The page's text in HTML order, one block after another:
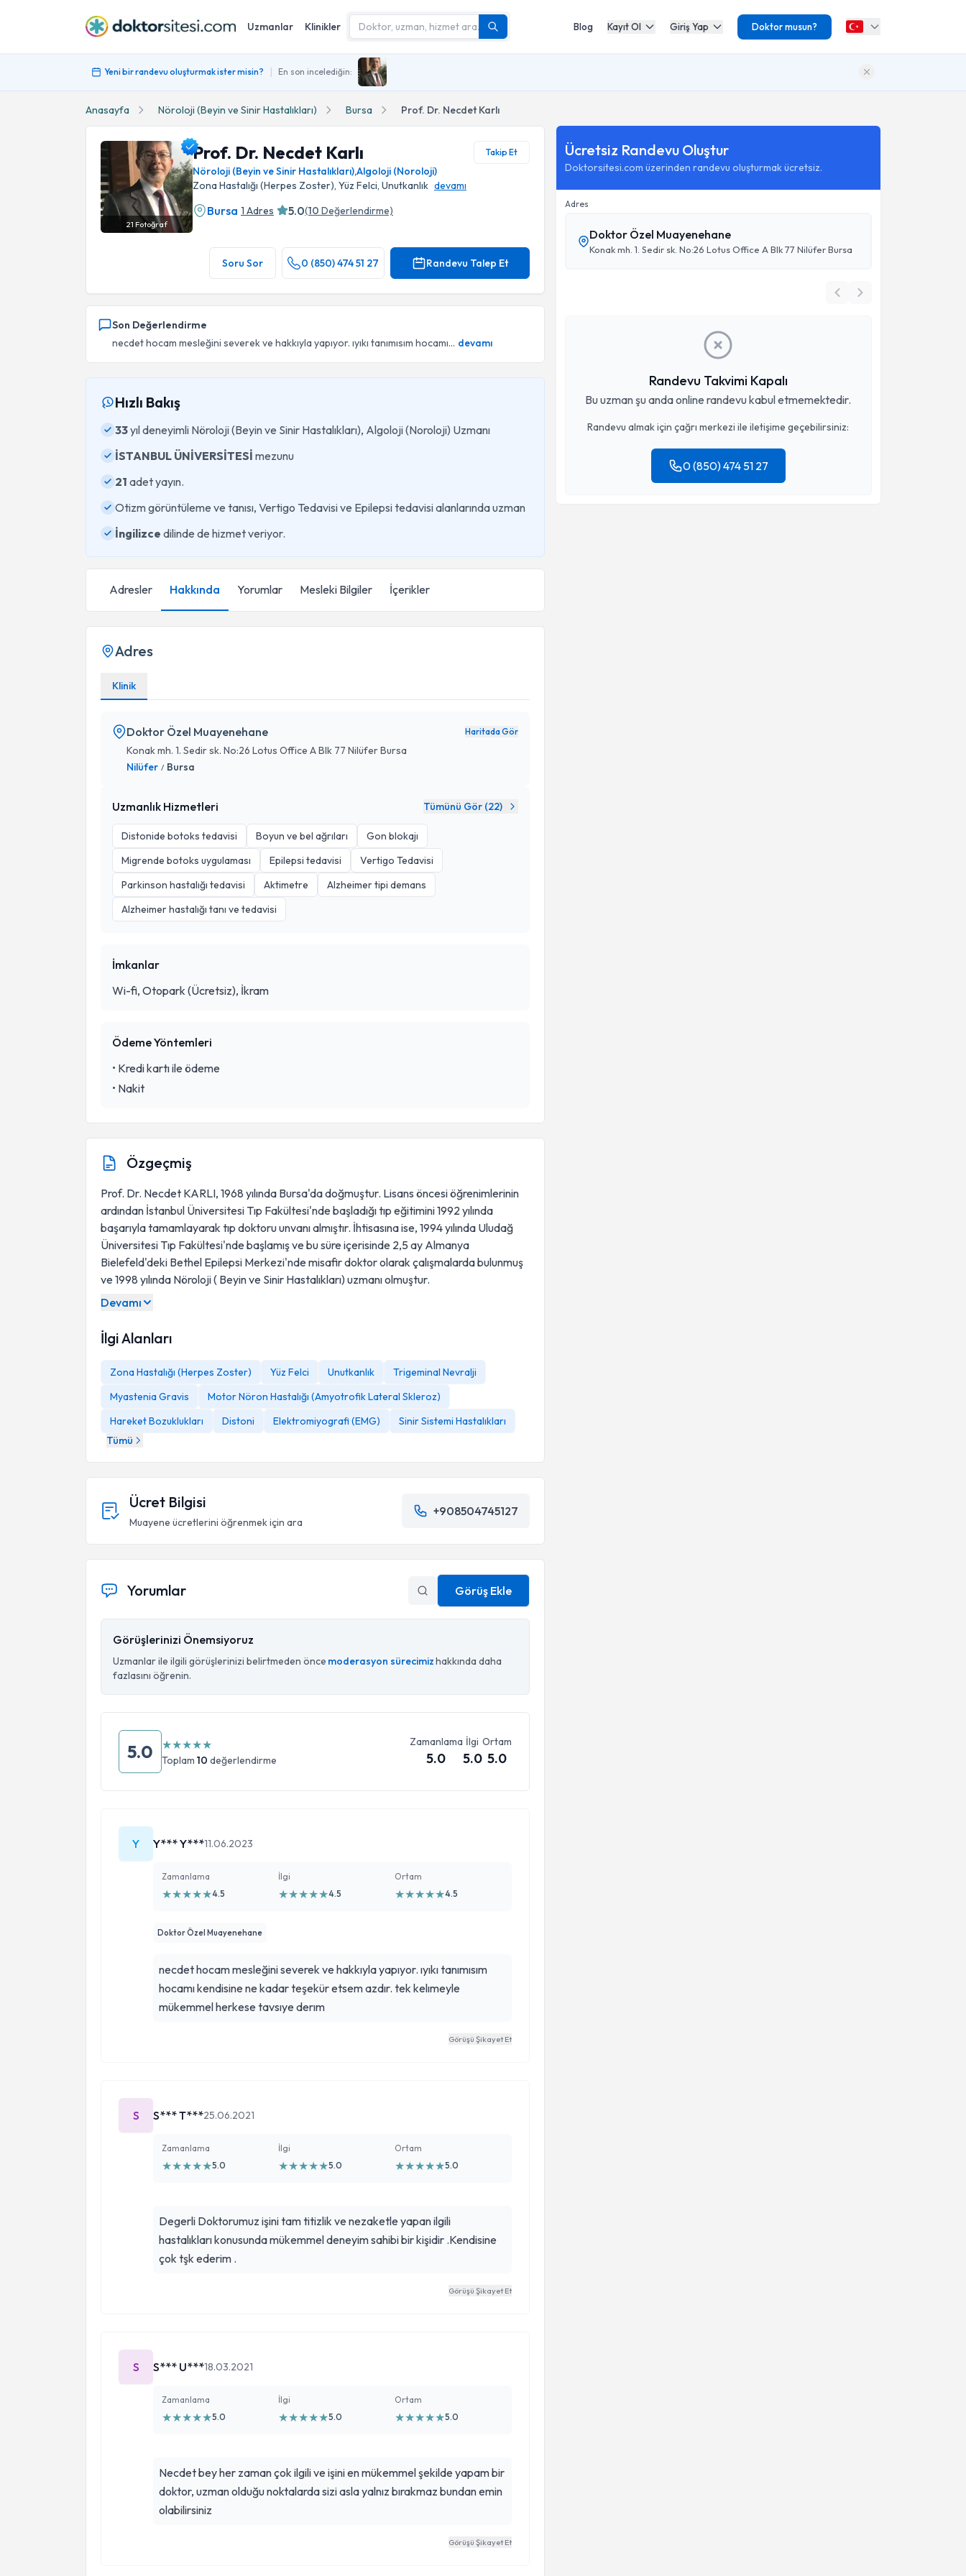
Uzmanlar Klinikler Blog Kayıt Ol Giriş Yap Doktor musun?
Yeni bir randevu oluşturmak ister misin? | En son incelediğin:
Anasayfa Nöroloji (Beyin ve Sinir Hastalıkları) Bursa Prof. Dr. Necdet Karlı
21 Fotoğraf
Prof. Dr. Necdet Karlı Takip Et
Nöroloji (Beyin ve Sinir Hastalıkları),Algoloji (Noroloji)
Zona Hastalığı (Herpes Zoster), Yüz Felci, Unutkanlık devamı
Bursa 1 Adres 5.0(10 Değerlendirme)
Soru Sor 0 (850) 474 51 27 Randevu Talep Et
Son Değerlendirme
necdet hocam mesleğini severek ve hakkıyla yapıyor. ıyıkı tanımısım hocamı... devamı
Hızlı Bakış
33yıl deneyimli Nöroloji (Beyin ve Sinir Hastalıkları), Algoloji (Noroloji) Uzmanı
İSTANBUL ÜNİVERSİTESİ mezunu
21 adet yayın.
Otizm görüntüleme ve tanısı, Vertigo Tedavisi ve Epilepsi tedavisi alanlarında uzman
İngilizce dilinde de hizmet veriyor.
Adresler Hakkında Yorumlar Mesleki Bilgiler İçerikler
Adres
Klinik
Doktor Özel Muayenehane Haritada Gör
Konak mh. 1. Sedir sk. No:26 Lotus Office A Blk 77 Nilüfer Bursa
Nilüfer / Bursa
Uzmanlık Hizmetleri Tümünü Gör (22)
Distonide botoks tedavisi Boyun ve bel ağrıları
Gon blokajı
Migrende botoks uygulaması
Epilepsi tedavisi
Vertigo Tedavisi
Parkinson hastalığı tedavisi
Aktimetre
Alzheimer tipi demans
Alzheimer hastalığı tanı ve tedavisi
İmkanlar
Wi-fi, Otopark (Ücretsiz), İkram
Ödeme Yöntemleri
• Kredi kartı ile ödeme
• Nakit
Özgeçmiş
Prof. Dr. Necdet KARLI, 1968 yılında Bursa'da doğmuştur. Lisans öncesi öğrenimlerinin
ardından İstanbul Üniversitesi Tıp Fakültesi'nde başladığı tıp eğitimini 1992 yılında
başarıyla tamamlayarak tıp doktoru unvanı almıştır. İhtisasına ise, 1994 yılında Uludağ
Üniversitesi Tıp Fakültesi'nde başlamış ve bu süre içerisinde 2,5 ay Almanya
Bielefeld'deki Bethel Epilepsi Merkezi'nde misafir doktor olarak çalışmalarda bulunmuş
ve 1998 yılında Nöroloji ( Beyin ve Sinir Hastalıkları) uzmanı olmuştur.
Devamı
İlgi Alanları
Zona Hastalığı (Herpes Zoster) Yüz Felci Unutkanlık
Trigeminal Nevralji
Myastenia Gravis
Motor Nöron Hastalığı (Amyotrofik Lateral Skleroz)
Hareket Bozuklukları
Distoni Elektromiyografi (EMG)
Sinir Sistemi Hastalıkları
Tümü
Ücret Bilgisi
Muayene ücretlerini öğrenmek için ara
+908504745127
Yorumlar Görüş Ekle
Görüşlerinizi Önemsiyoruz
Uzmanlar ile ilgili görüşlerinizi belirtmeden önce moderasyon sürecimizhakkında daha
fazlasını öğrenin.
5.0 ★★★★★
Toplam 10 değerlendirme
Zamanlama
5.0
İlgi
5.0
Ortam
5.0
Y Y*** Y***11.06.2023
Zamanlama
★★★★★4.5
İlgi
★★★★★4.5
Ortam
★★★★★4.5
Doktor Özel Muayenehane
necdet hocam mesleğini severek ve hakkıyla yapıyor. ıyıkı tanımısım
hocamı kendisine ne kadar teşekür etsem azdır. tek kelımeyle
mükemmel herkese tavsıye derım
Görüşü Şikayet Et
S S*** T***25.06.2021
Zamanlama
★★★★★5.0
İlgi
★★★★★5.0
Ortam
★★★★★5.0
Degerli Doktorumuz işini tam titizlik ve nezaketle yapan ilgili
hastalıkları konusunda mükemmel deneyim sahibi bir kişidir .Kendisine
çok tşk ederim .
Görüşü Şikayet Et
S S*** U***18.03.2021
Zamanlama
★★★★★5.0
İlgi
★★★★★5.0
Ortam
★★★★★5.0
Necdet bey her zaman çok ilgili ve işini en mükemmel şekilde yapam bir
doktor, uzman olduğu noktalarda sizi asla yalnız bırakmaz bundan emin
olabilirsiniz
Görüşü Şikayet Et
Ücretsiz Randevu Oluştur
Doktorsitesi.com üzerinden randevu oluşturmak ücretsiz.
Adres
Doktor Özel Muayenehane
Konak mh. 1. Sedir sk. No:26 Lotus Office A Blk 77 Nilüfer Bursa
Randevu Takvimi Kapalı
Bu uzman şu anda online randevu kabul etmemektedir.
Randevu almak için çağrı merkezi ile iletişime geçebilirsiniz:
0 (850) 474 51 27